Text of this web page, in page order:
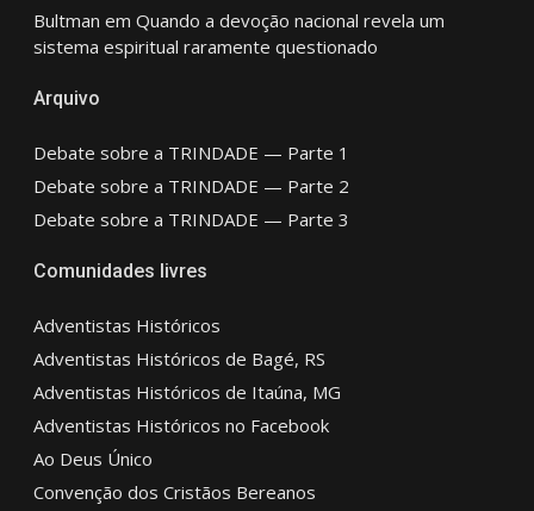
Bultman em Quando a devoção nacional revela um
sistema espiritual raramente questionado
Arquivo
Debate sobre a TRINDADE — Parte 1
Debate sobre a TRINDADE — Parte 2
Debate sobre a TRINDADE — Parte 3
Comunidades livres
Adventistas Históricos
Adventistas Históricos de Bagé, RS
Adventistas Históricos de Itaúna, MG
Adventistas Históricos no Facebook
Ao Deus Único
Convenção dos Cristãos Bereanos